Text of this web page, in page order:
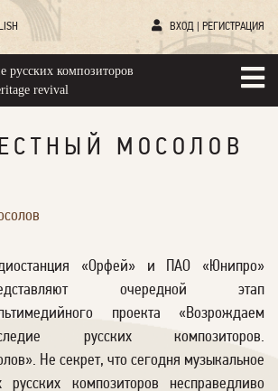
ВХОД РЕГИСТРАЦИЯ
русских композиторов
revival
МОСОЛОВ
«Орфей» и ПАО «Юнипро»
очередной этап
проекта «Возрождаем
русских композиторов.
Не секрет, что сегодня музыкальное
русских композиторов несправедливо